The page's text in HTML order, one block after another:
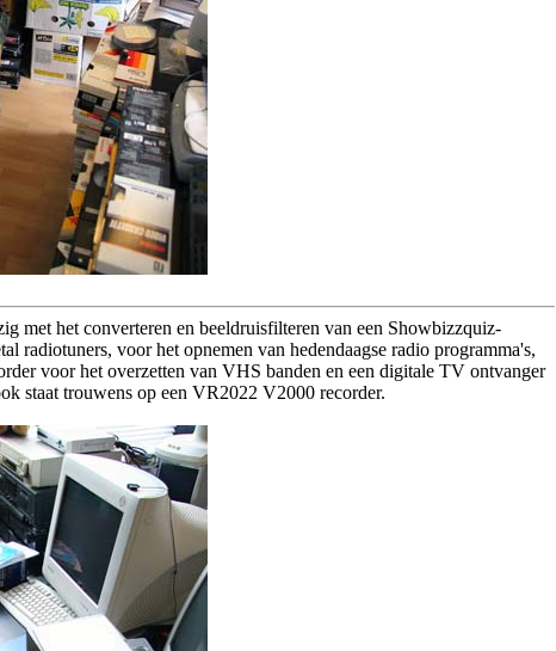
met het converteren en beeldruisfilteren van een Showbizzquiz-
radiotuners, voor het opnemen van hedendaagse radio programma's,
voor het overzetten van VHS banden en een digitale TV ontvanger
staat trouwens op een VR2022 V2000 recorder.